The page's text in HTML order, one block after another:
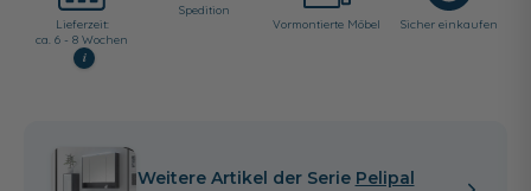
Lieferzeit:
ca. 6 - 8 Wochen
i
Spedition
Vormontierte Möbel
Sicher einkaufen
Weitere Artikel der Serie Pelipal